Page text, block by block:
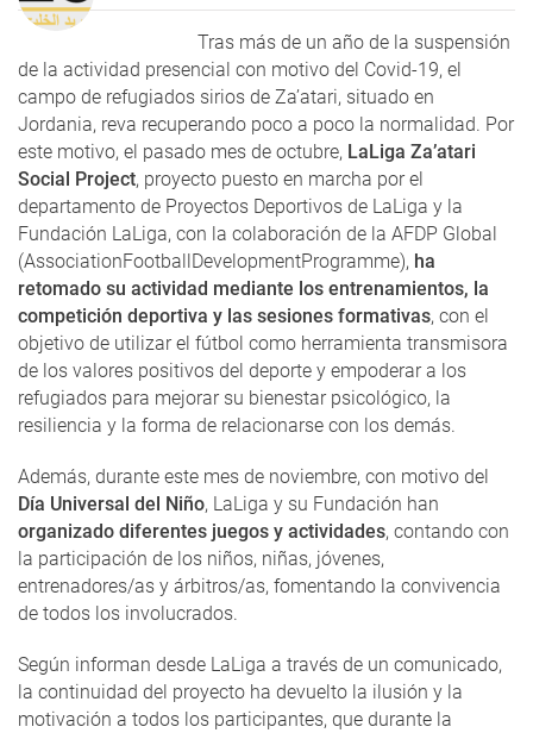
Tras más de un año de la suspensión
de la actividad presencial con motivo del Covid-19, el
campo de refugiados sirios de Za’atari, situado en
Jordania, reva recuperando poco a poco la normalidad. Por
este motivo, el pasado mes de octubre, LaLiga Za’atari
Social Project, proyecto puesto en marcha por el
departamento de Proyectos Deportivos de LaLiga y la
Fundación LaLiga, con la colaboración de la AFDP Global
(AssociationFootballDevelopmentProgramme), ha
retomado su actividad mediante los entrenamientos, la
competición deportiva y las sesiones formativas, con el
objetivo de utilizar el fútbol como herramienta transmisora
de los valores positivos del deporte y empoderar a los
refugiados para mejorar su bienestar psicológico, la
resiliencia y la forma de relacionarse con los demás.
Además, durante este mes de noviembre, con motivo del
Día Universal del Niño, LaLiga y su Fundación han
organizado diferentes juegos y actividades, contando con
la participación de los niños, niñas, jóvenes,
entrenadores/as y árbitros/as, fomentando la convivencia
de todos los involucrados.
Según informan desde LaLiga a través de un comunicado,
la continuidad del proyecto ha devuelto la ilusión y la
motivación a todos los participantes, que durante la